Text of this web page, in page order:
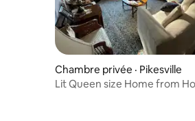
Chambre privée · Pikesville
Lit Queen size Home from